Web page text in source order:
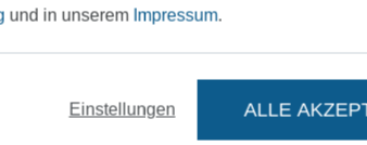
und in unserem Impressum.
Einstellungen ALLE